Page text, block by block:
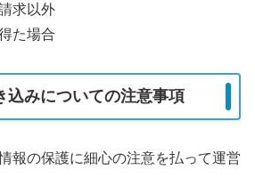
求以外
た場合
込みについての注意事項
報の保護に細心の注意を払って運営